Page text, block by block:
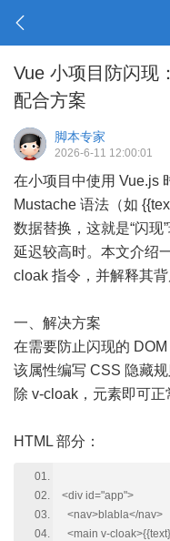
Vue 小项目防闪现
配合方案
脚本专家
2026-6-11 12:00:01
在小项目中使用 Vue.js
Mustache 语法（如
数据替换，这就是“闪现
延迟较高时。本文介
cloak 指令，并解释其背
一、解决方案
在需要防止闪现的
该属性编写 CSS 隐藏
除 v-cloak，元素即可正
HTML 部分：
<div id="app">
<nav>blabla</nav>
<main v-